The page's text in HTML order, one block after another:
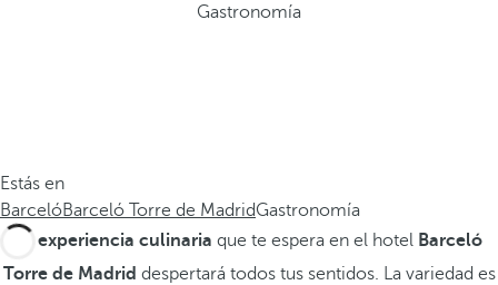
Gastronomía
Estás en
BarcelóBarceló Torre de MadridGastronomía
experiencia culinaria que te espera en el hotel Barceló
Torre de Madrid despertará todos tus sentidos. La variedad es